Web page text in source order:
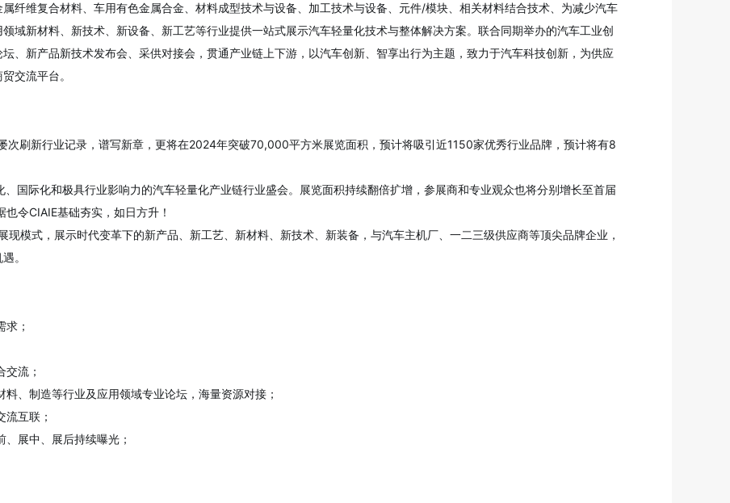
纤维复合材料、车用有色金属合金、材料成型技术与设备、加工技术与设备、元件/模块、相关材料结合技术、为减少汽车
域新材料、新技术、新设备、新工艺等行业提供一站式展示汽车轻量化技术与整体解决方案。联合同期举办的汽车工业创
、新产品新技术发布会、采供对接会，贯通产业链上下游，以汽车创新、智享出行为主题，致力于汽车科技创新，为供应
交流平台。
刷新行业记录，谱写新章，更将在2024年突破70,000平方米展览面积，预计将吸引近1150家优秀行业品牌，预计将有8
国际化和极具行业影响力的汽车轻量化产业链行业盛会。展览面积持续翻倍扩增，参展商和专业观众也将分别增长至首届
令CIAIE基础夯实，如日方升！
式，展示时代变革下的新产品、新工艺、新材料、新技术、新装备，与汽车主机厂、一二三级供应商等顶尖品牌企业，
。
；
流；
、制造等行业及应用领域专业论坛，海量资源对接；
互联；
展中、展后持续曝光；